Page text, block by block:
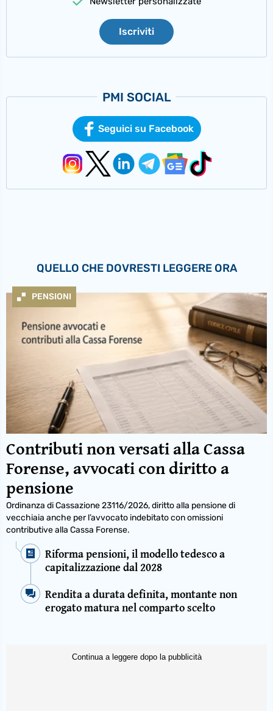
Iscriviti
PMI SOCIAL
Seguici su Facebook
QUELLO CHE DOVRESTI LEGGERE ORA
PENSIONI
Contributi non versati alla Cassa
Forense, avvocati con diritto a
pensione
Ordinanza di Cassazione 23116/2026, diritto alla pensione di
vecchiaia anche per l’avvocato indebitato con omissioni
contributive alla Cassa Forense.
Riforma pensioni, il modello tedesco a
capitalizzazione dal 2028
Rendita a durata definita, montante non
erogato matura nel comparto scelto